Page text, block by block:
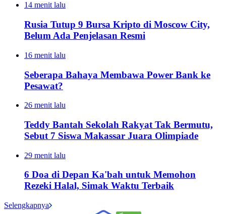
14 menit lalu
Rusia Tutup 9 Bursa Kripto di Moscow City,
Belum Ada Penjelasan Resmi
16 menit lalu
Seberapa Bahaya Membawa Power Bank ke
Pesawat?
26 menit lalu
Teddy Bantah Sekolah Rakyat Tak Bermutu,
Sebut 7 Siswa Makassar Juara Olimpiade
29 menit lalu
6 Doa di Depan Ka'bah untuk Memohon
Rezeki Halal, Simak Waktu Terbaik
Selengkapnya